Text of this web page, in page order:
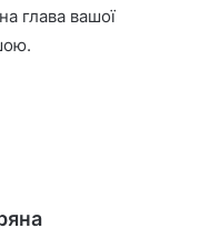
глава вашої